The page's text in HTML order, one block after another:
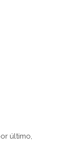
último,